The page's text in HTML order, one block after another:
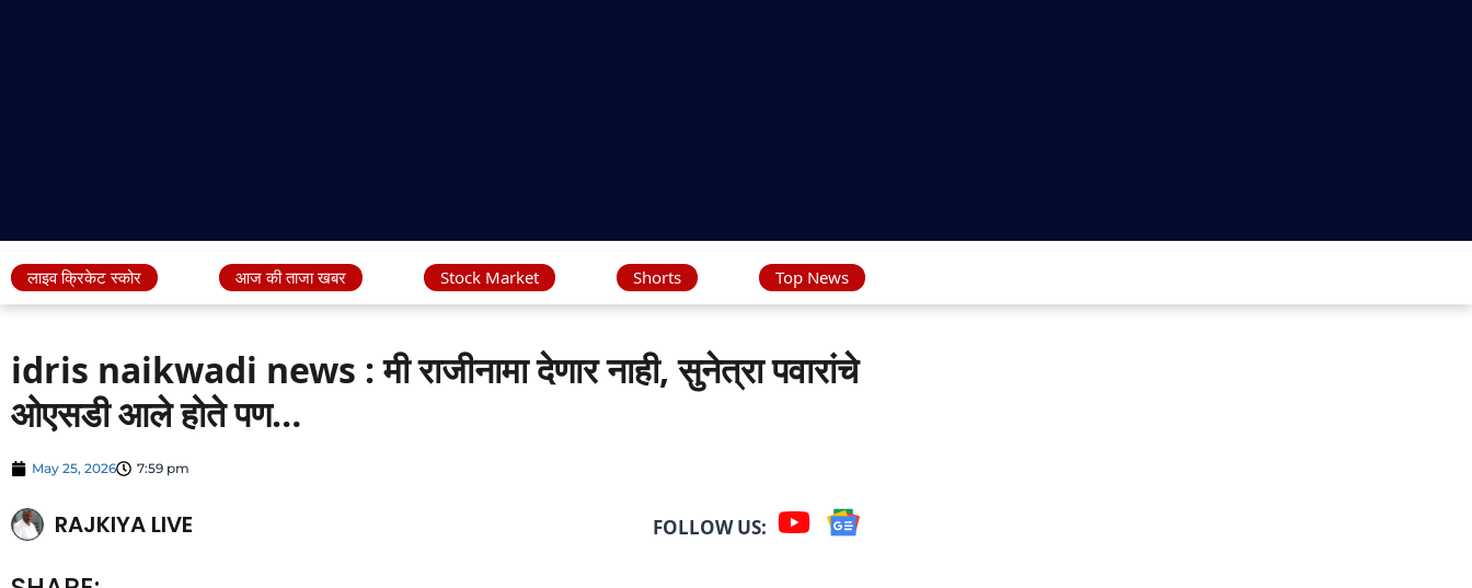
लाइव क्रिकेट स्कोर आज की ताजा खबर Stock Market Shorts Top News
idris naikwadi news : मी राजीनामा देणार नाही, सुनेत्रा पवारांचे
ओएसडी आले होते पण…
May 25, 2026 7:59 pm
RAJKIYA LIVE FOLLOW US: